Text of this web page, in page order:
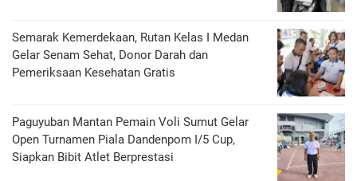
Semarak Kemerdekaan, Rutan Kelas I Medan
Gelar Senam Sehat, Donor Darah dan
Pemeriksaan Kesehatan Gratis
Paguyuban Mantan Pemain Voli Sumut Gelar
Open Turnamen Piala Dandenpom I/5 Cup,
Siapkan Bibit Atlet Berprestasi